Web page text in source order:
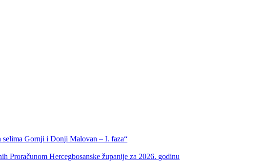
Gornji i Donji Malovan – I. faza“
Proračunom Hercegbosanske županije za 2026. godinu